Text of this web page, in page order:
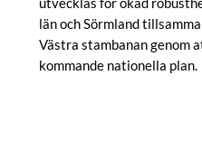
län och Sörmland
Västra stambanan genom
kommande nationella plan.